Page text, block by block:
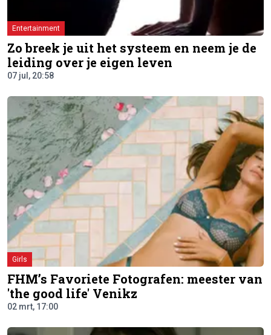
Entertainment
Zo breek je uit het systeem en neem je de
leiding over je eigen leven
07 jul, 20:58
Girls
FHM’s Favoriete Fotografen: meester van
'the good life' Venikz
02 mrt, 17:00